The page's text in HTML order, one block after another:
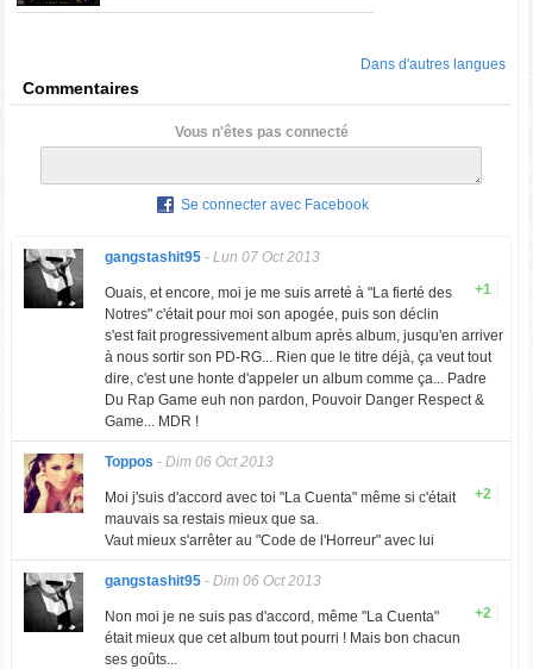
Dans d'autres langues
Commentaires
Vous n'êtes pas connecté
Se connecter avec Facebook
gangstashit95- Lun 07 Oct 2013
+1
Ouais, et encore, moi je me suis arreté à "La fierté des
Notres" c'était pour moi son apogée, puis son déclin
s'est fait progressivement album après album, jusqu'en arriver
à nous sortir son PD-RG... Rien que le titre déjà, ça veut tout
dire, c'est une honte d'appeler un album comme ça... Padre
Du Rap Game euh non pardon, Pouvoir Danger Respect &
Game... MDR !
Toppos - Dim 06 Oct 2013
+2
Moi j'suis d'accord avec toi "La Cuenta" même si c'était
mauvais sa restais mieux que sa.
Vaut mieux s'arrêter au "Code de l'Horreur" avec lui
gangstashit95- Dim 06 Oct 2013
+2
Non moi je ne suis pas d'accord, même "La Cuenta"
était mieux que cet album tout pourri ! Mais bon chacun
ses goûts...